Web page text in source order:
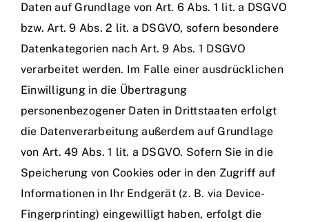
Daten auf Grundlage von Art. 6 Abs. 1 lit. a DSGVO
bzw. Art. 9 Abs. 2 lit. a DSGVO, sofern besondere
Datenkategorien nach Art. 9 Abs. 1 DSGVO
verarbeitet werden. Im Falle einer ausdrücklichen
Einwilligung in die Übertragung
personenbezogener Daten in Drittstaaten erfolgt
die Datenverarbeitung außerdem auf Grundlage
von Art. 49 Abs. 1 lit. a DSGVO. Sofern Sie in die
Speicherung von Cookies oder in den Zugriff auf
Informationen in Ihr Endgerät (z. B. via Device-
Fingerprinting) eingewilligt haben, erfolgt die